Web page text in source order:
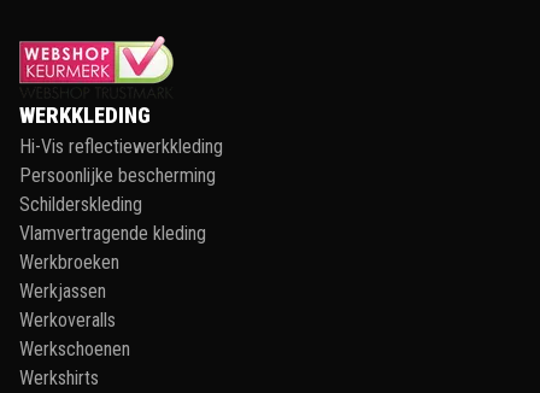
WERKKLEDING
Hi-Vis reflectiewerkkleding
Persoonlijke bescherming
Schilderskleding
Vlamvertragende kleding
Werkbroeken
Werkjassen
Werkoveralls
Werkschoenen
Werkshirts